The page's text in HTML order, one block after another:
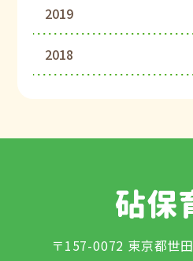
2019
2018
〒157-0072 東京都世